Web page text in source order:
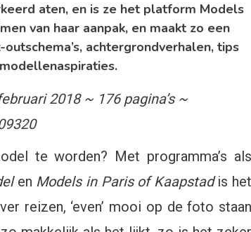
aten, en is ze het platform Models
van haar aanpak, en maakt zo een
achtergrondverhalen, tips
2018 ~ 176 pagina’s ~
te worden? Met programma’s als
en Models in Paris of Kaapstadis het
reizen, ‘even’ mooi op de foto staan